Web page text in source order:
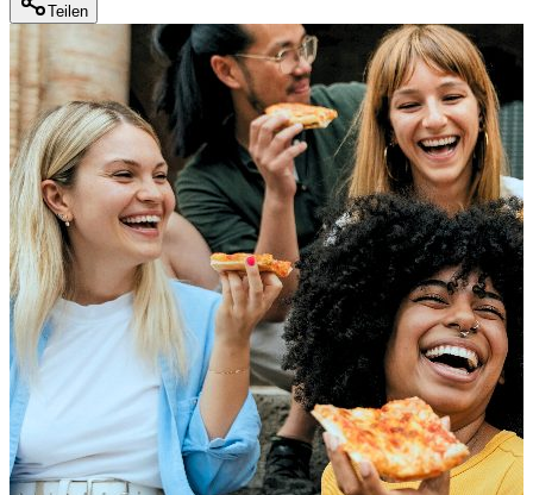
Teilen